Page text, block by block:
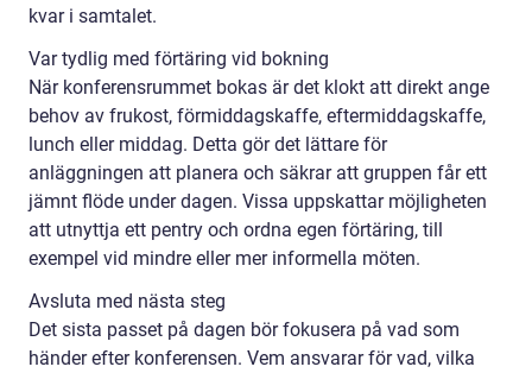
kvar i samtalet.
Var tydlig med förtäring vid bokning
När konferensrummet bokas är det klokt att direkt ange
behov av frukost, förmiddagskaffe, eftermiddagskaffe,
lunch eller middag. Detta gör det lättare för
anläggningen att planera och säkrar att gruppen får ett
jämnt flöde under dagen. Vissa uppskattar möjligheten
att utnyttja ett pentry och ordna egen förtäring, till
exempel vid mindre eller mer informella möten.
Avsluta med nästa steg
Det sista passet på dagen bör fokusera på vad som
händer efter konferensen. Vem ansvarar för vad, vilka